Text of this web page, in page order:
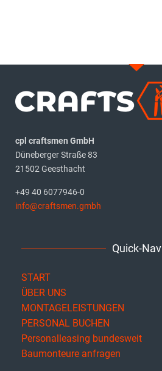
cpl craftsmen GmbH
Düneberger Straße 83
21502 Geesthacht
+49 40 6077946-0
info@craftsmen.gmbh
Quick-Nav
START
ÜBER UNS
MONTAGELEISTUNGEN
PERSONAL BUCHEN
Personalleasing bundesweit
Baumonteure anfragen